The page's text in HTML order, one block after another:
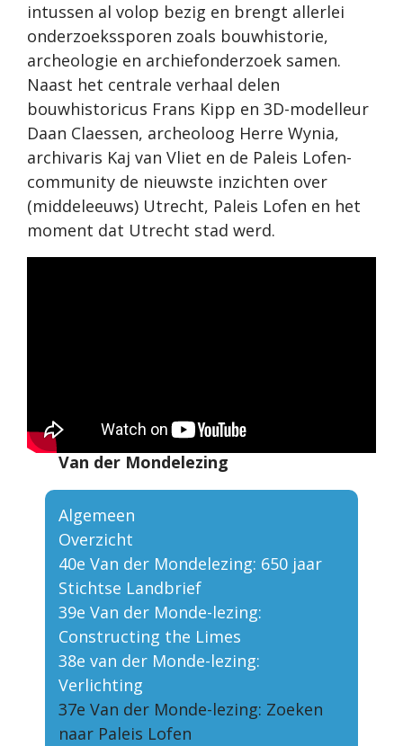
intussen al volop bezig en brengt allerlei
onderzoekssporen zoals bouwhistorie,
archeologie en archiefonderzoek samen.
Naast het centrale verhaal delen
bouwhistoricus Frans Kipp en 3D-modelleur
Daan Claessen, archeoloog Herre Wynia,
archivaris Kaj van Vliet en de Paleis Lofen-
community de nieuwste inzichten over
(middeleeuws) Utrecht, Paleis Lofen en het
moment dat Utrecht stad werd.
Van der Mondelezing
Algemeen
Overzicht
40e Van der Mondelezing: 650 jaar
Stichtse Landbrief
39e Van der Monde-lezing:
Constructing the Limes
38e van der Monde-lezing:
Verlichting
37e Van der Monde-lezing: Zoeken
naar Paleis Lofen